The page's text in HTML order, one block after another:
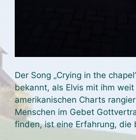
Der Song „Crying in the
bekannt, als Elvis mit ihm
amerikanischen Charts
Menschen im Gebet
finden, ist eine Erfahrung, die